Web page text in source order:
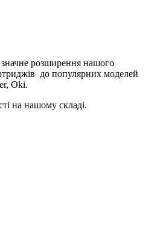
розширення нашого
до популярних моделей
Oki.
на нашому складі.